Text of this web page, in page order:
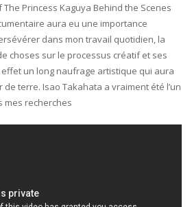
Princess Kaguya Behind the Scenes
aura eu une importance
dans mon travail quotidien, la
choses sur le processus créatif et ses
un long naufrage artistique qui aura
terre. Isao Takahata a vraiment été l’un
mes recherches